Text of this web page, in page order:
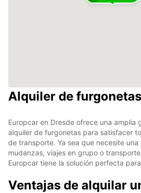
Alquiler de
Europcar en Dresde ofrece una amplia
alquiler de furgonetas para satisfacer
de transporte. Ya sea que necesite
mudanzas, viajes en grupo o
Europcar tiene la solución perfecta
Ventajas de alquilar